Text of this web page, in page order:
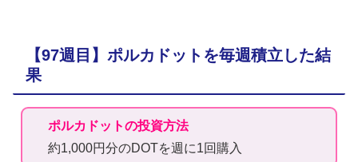
【97週目】ポルカドットを毎週積立した結
果
ポルカドットの投資方法
約1,000円分のDOTを週に1回購入